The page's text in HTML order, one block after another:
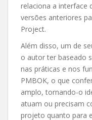
relaciona a interface
versões anteriores
Project.
Além disso, um de
o autor ter baseado
nas práticas e nos
PMBOK, o que
amplo, tornando-o
atuam ou precisam
projeto quanto para